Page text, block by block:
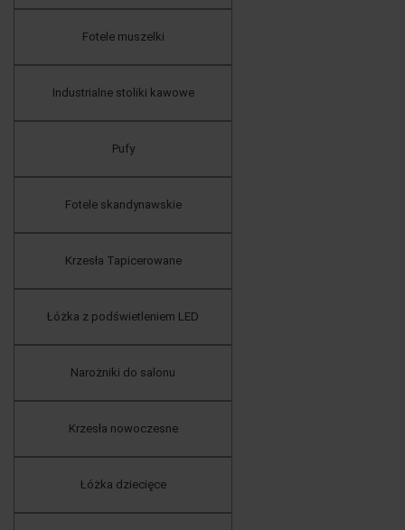
Fotele muszelki
Industrialne stoliki kawowe
Pufy
Fotele skandynawskie
Krzesła Tapicerowane
Łóżka z podświetleniem LED
Narożniki do salonu
Krzesła nowoczesne
Łóżka dziecięce